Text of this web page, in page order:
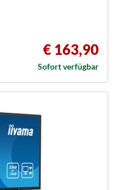
€ 163,90
Sofort verfügbar